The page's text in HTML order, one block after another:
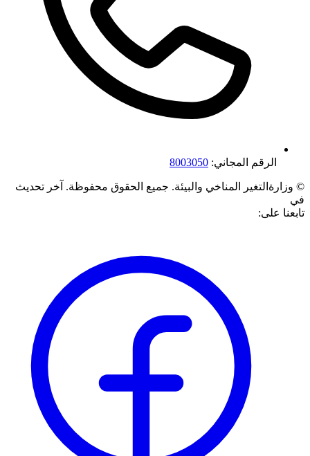
الرقم المجاني: 8003050
© وزارةالتغير المناخي والبيئة. جميع الحقوق محفوظة. آخر تحديث
في
تابعنا على: